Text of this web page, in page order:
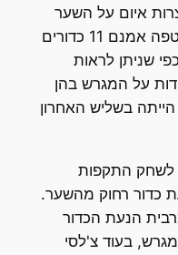
איום על השער
בתוך מספר שניות. ליברפול חטפה אמנם 11 כדורים
כפי שניתן לראות
על המגרש בהן
בשליש האחרון
לשחק התקפות
כדור רחוק מהשער.
הנעת הכדור
בעוד צ'לסי